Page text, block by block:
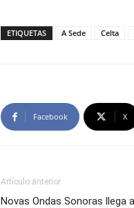
ETIQUETAS A Sede Celta
Facebook X
Artículo anterior
Novas Ondas Sonoras llega